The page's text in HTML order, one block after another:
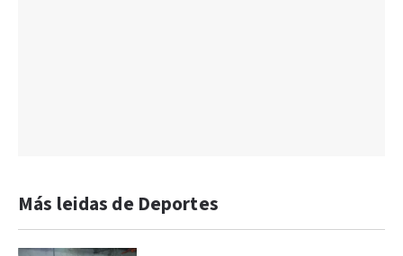
Más leidas de Deportes